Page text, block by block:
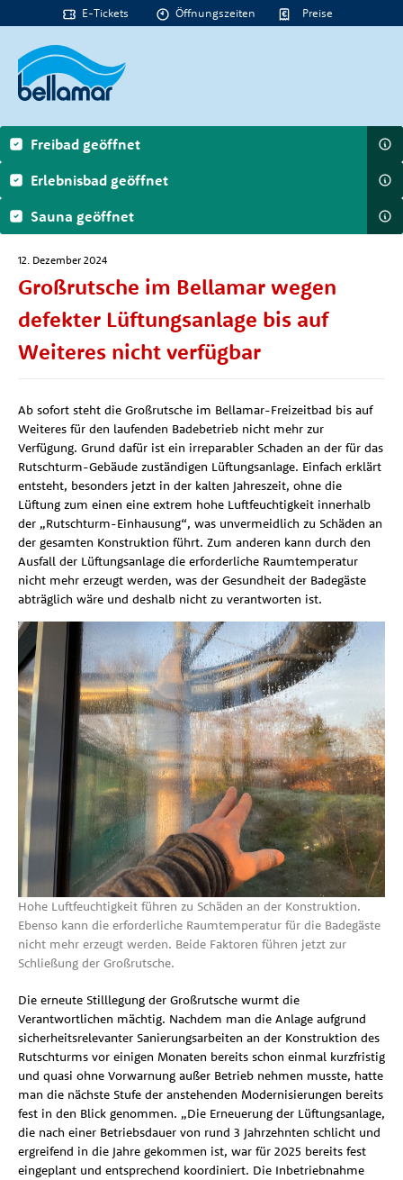
E-Tickets Öffnungszeiten Preise
Freibad geöffnet
Erlebnisbad geöffnet
Sauna geöffnet
12. Dezember 2024
Großrutsche im Bellamar wegen
defekter Lüftungsanlage bis auf
Weiteres nicht verfügbar
Ab sofort steht die Großrutsche im Bellamar-Freizeitbad bis auf
Weiteres für den laufenden Badebetrieb nicht mehr zur
Verfügung. Grund dafür ist ein irreparabler Schaden an der für das
Rutschturm-Gebäude zuständigen Lüftungsanlage. Einfach erklärt
entsteht, besonders jetzt in der kalten Jahreszeit, ohne die
Lüftung zum einen eine extrem hohe Luftfeuchtigkeit innerhalb
der „Rutschturm-Einhausung“, was unvermeidlich zu Schäden an
der gesamten Konstruktion führt. Zum anderen kann durch den
Ausfall der Lüftungsanlage die erforderliche Raumtemperatur
nicht mehr erzeugt werden, was der Gesundheit der Badegäste
abträglich wäre und deshalb nicht zu verantworten ist.
Hohe Luftfeuchtigkeit führen zu Schäden an der Konstruktion.
Ebenso kann die erforderliche Raumtemperatur für die Badegäste
nicht mehr erzeugt werden. Beide Faktoren führen jetzt zur
Schließung der Großrutsche.
Die erneute Stilllegung der Großrutsche wurmt die
Verantwortlichen mächtig. Nachdem man die Anlage aufgrund
sicherheitsrelevanter Sanierungsarbeiten an der Konstruktion des
Rutschturms vor einigen Monaten bereits schon einmal kurzfristig
und quasi ohne Vorwarnung außer Betrieb nehmen musste, hatte
man die nächste Stufe der anstehenden Modernisierungen bereits
fest in den Blick genommen. „Die Erneuerung der Lüftungsanlage,
die nach einer Betriebsdauer von rund 3 Jahrzehnten schlicht und
ergreifend in die Jahre gekommen ist, war für 2025 bereits fest
eingeplant und entsprechend koordiniert. Die Inbetriebnahme